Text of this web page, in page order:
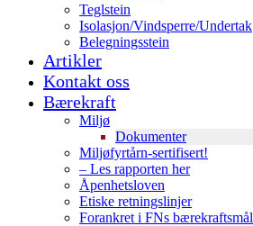
Teglstein
Isolasjon/Vindsperre/Undertak
Belegningsstein
Artikler
Kontakt oss
Bærekraft
Miljø
Dokumenter
Miljøfyrtårn-sertifisert!
– Les rapporten her
Åpenhetsloven
Etiske retningslinjer
Forankret i FNs bærekraftsmål